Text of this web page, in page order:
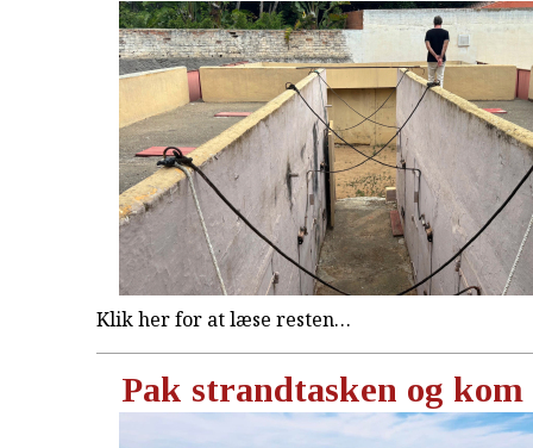
Klik her for at læse resten…
Pak strandtasken og